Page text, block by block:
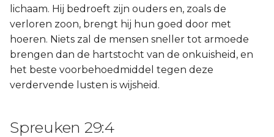
lichaam. Hij bedroeft zijn ouders en, zoals de
verloren zoon, brengt hij hun goed door met
hoeren. Niets zal de mensen sneller tot armoede
brengen dan de hartstocht van de onkuisheid, en
het beste voorbehoedmiddel tegen deze
verdervende lusten is wijsheid.
Spreuken 29:4